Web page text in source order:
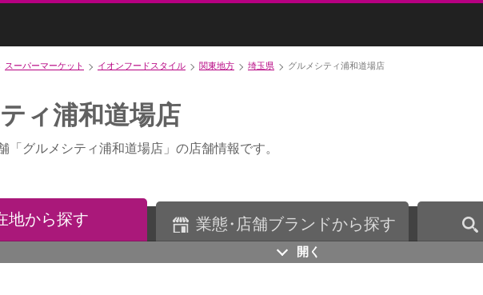
スーパーマーケット イオンフードスタイル 関東地方 埼玉県 グルメシティ浦和道場店
ィ浦和道場店
「グルメシティ浦和道場店」の店舗情報です。
地から探す 業態・ 店舗ブランドから探す
開く